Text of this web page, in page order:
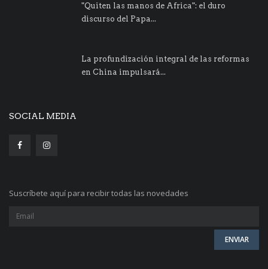
"Quiten las manos de Africa": el duro
discurso del Papa...
La profundización integral de las reformas
en China impulsará...
SOCIAL MEDIA
Suscríbete aquí para recibir todas las novedades